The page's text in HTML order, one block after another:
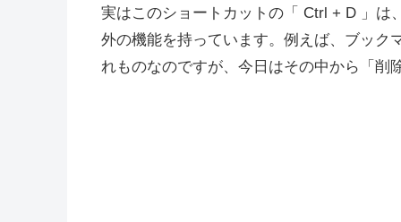
実はこのショートカットの「 Ctrl + D 」は
外の機能を持っています。例えば、ブック
れものなのですが、今日はその中から「削